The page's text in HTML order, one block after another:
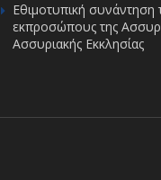
Εθιμοτυπική
εκπροσώπους της
Ασσυριακής Εκκλησίας